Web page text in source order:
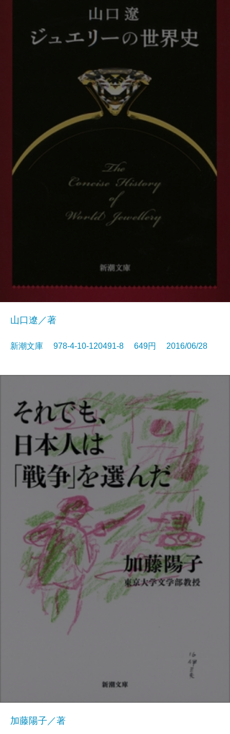
山口遼／著
新潮文庫 978-4-10-120491-8 649円 2016/06/28
加藤陽子／著